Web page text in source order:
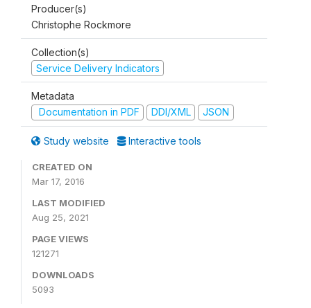
Producer(s)
Christophe Rockmore
Collection(s)
Service Delivery Indicators
Metadata
Documentation in PDF
DDI/XML JSON
Study website Interactive tools
CREATED ON
Mar 17, 2016
LAST MODIFIED
Aug 25, 2021
PAGE VIEWS
121271
DOWNLOADS
5093